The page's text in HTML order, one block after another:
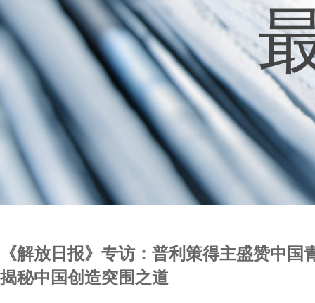
《解放日报》专访：普利策得主盛赞中国
揭秘中国创造突围之道